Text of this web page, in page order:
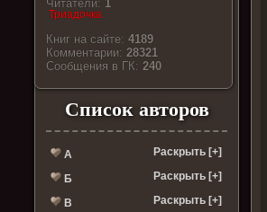
Читатели: 1
Триадочка
Книг на сайте:4189
Комментарии:28321
Cообщения в ГК:240
Список авторов
А Раскрыть [+]
Б Раскрыть [+]
В Раскрыть [+]